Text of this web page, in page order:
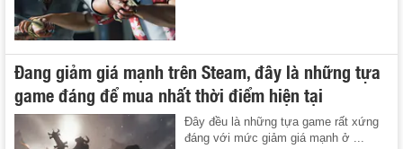
Đang giảm giá mạnh trên Steam, đây là những tựa
game đáng để mua nhất thời điểm hiện tại
Đây đều là những tựa game rất xứng
đáng với mức giảm giá mạnh ở ...